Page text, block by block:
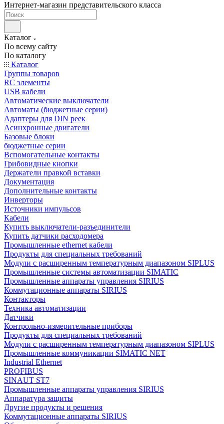
Интернет-магазин представительского класса
Каталог
По всему сайту
По каталогу
Каталог
Группы товаров
RC элементы
USB кабели
Автоматические выключатели
Автоматы (бюджетные серии)
Адаптеры для DIN реек
Асинхронные двигатели
Базовые блоки
бюджетные серии
Вспомогательные контакты
Грибовидные кнопки
Держатели правкой вставки
Документация
Дополнительные контакты
Инверторы
Источники импульсов
Кабели
Купить выключатели-разъединители
Купить датчики расходомера
Промышленные ethernet кабели
Продукты для специальных требований
Модули с расширенным температурным диапазоном SIPLUS
Промышленные системы автоматизации SIMATIC
Промышленные аппараты управления SIRIUS
Коммутационные аппараты SIRIUS
Контакторы
Техника автоматизации
Датчики
Контрольно-измерительные приборы
Продукты для специальных требований
Модули с расширенным температурным диапазоном SIPLUS
Промышленные коммуникации SIMATIC NET
Industrial Ethernet
PROFIBUS
SINAUT ST7
Промышленные аппараты управления SIRIUS
Аппаратура защиты
Другие продукты и решения
Коммутационные аппараты SIRIUS